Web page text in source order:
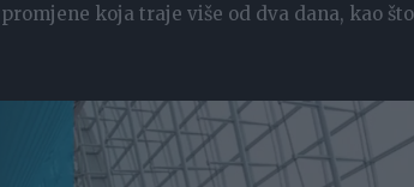
koja traje više od dva dana, kao